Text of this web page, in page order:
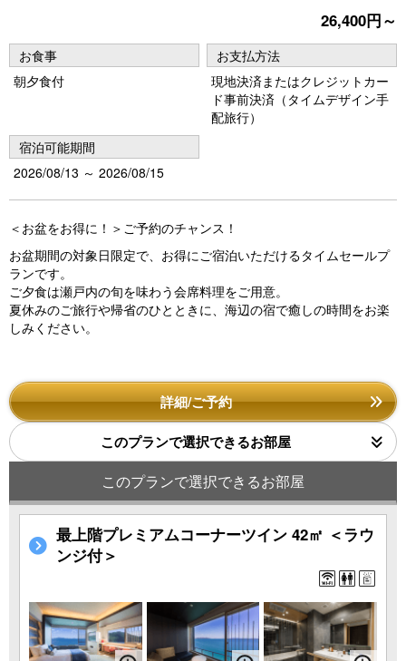
26,400円～
お食事
朝夕食付
お支払方法
現地決済またはクレジットカー
ド事前決済（タイムデザイン手
配旅行）
宿泊可能期間
2026/08/13 ～ 2026/08/15
＜お盆をお得に！＞ご予約のチャンス！
お盆期間の対象日限定で、お得にご宿泊いただけるタイムセールプ
ランです。
ご夕食は瀬戸内の旬を味わう会席料理をご用意。
夏休みのご旅行や帰省のひとときに、海辺の宿で癒しの時間をお楽
しみください。
詳細/ご予約
このプランで選択できるお部屋
このプランで選択できるお部屋
最上階プレミアムコーナーツイン 42㎡ ＜ラウ
ンジ付＞